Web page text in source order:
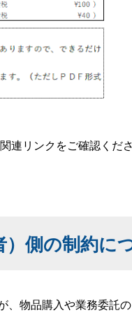
連リンクをご確認くださ
側の制約に
物品購入や業務委託